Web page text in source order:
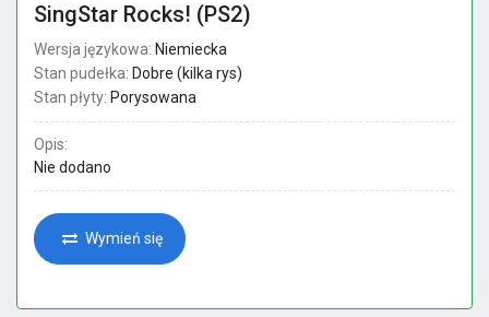
SingStar Rocks! (PS2)
Wersja językowa: Niemiecka
Stan pudełka: Dobre (kilka rys)
Stan płyty: Porysowana
Opis:
Nie dodano
Wymień się